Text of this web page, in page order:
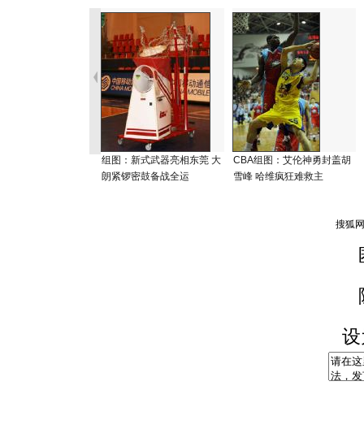
组图：新式武器亮相东莞 大
朗紧锣密鼓备战全运
CBA组图：艾伦神勇封盖胡
雪峰 哈维疯狂难救主